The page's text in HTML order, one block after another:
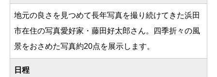
地元の良さを見つめて長年写真を撮り続けてきた浜田
市在住の写真愛好家・藤田好太郎さん。四季折々の風
景をおさめた写真約20点を展示します。
日程